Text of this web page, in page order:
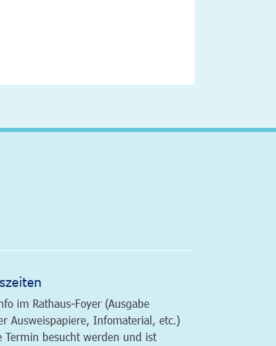
im Rathaus-Foyer (Ausgabe
Ausweispapiere, Infomaterial, etc.)
Termin besucht werden und ist